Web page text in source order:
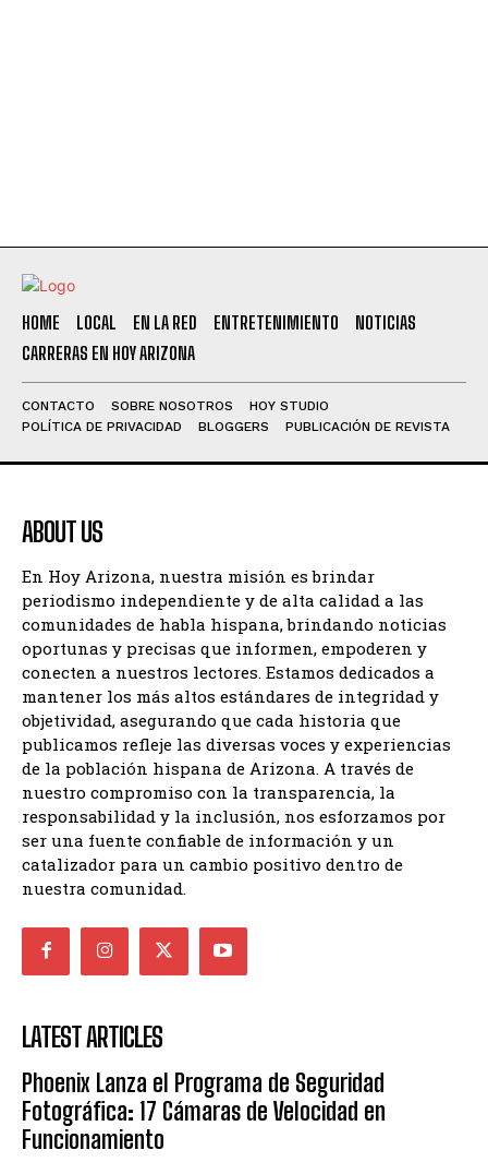
HOME LOCAL EN LA RED ENTRETENIMIENTO
NOTICIAS
CARRERAS EN HOY ARIZONA
CONTACTO SOBRE NOSOTROS
HOY STUDIO
POLÍTICA DE PRIVACIDAD
BLOGGERS PUBLICACIÓN DE REVISTA
ABOUT US
En Hoy Arizona, nuestra misión es brindar
periodismo independiente y de alta calidad a las
comunidades de habla hispana, brindando noticias
oportunas y precisas que informen, empoderen y
conecten a nuestros lectores. Estamos dedicados a
mantener los más altos estándares de integridad y
objetividad, asegurando que cada historia que
publicamos refleje las diversas voces y experiencias
de la población hispana de Arizona. A través de
nuestro compromiso con la transparencia, la
responsabilidad y la inclusión, nos esforzamos por
ser una fuente confiable de información y un
catalizador para un cambio positivo dentro de
nuestra comunidad.
LATEST ARTICLES
Phoenix Lanza el Programa de Seguridad
Fotográfica: 17 Cámaras de Velocidad en
Funcionamiento